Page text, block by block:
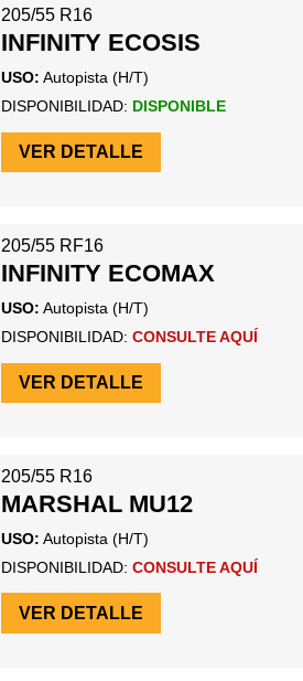
205/55 R16
INFINITY ECOSIS
USO: Autopista (H/T)
DISPONIBILIDAD: DISPONIBLE
VER DETALLE
205/55 RF16
INFINITY ECOMAX
USO: Autopista (H/T)
DISPONIBILIDAD: CONSULTE AQUÍ
VER DETALLE
205/55 R16
MARSHAL MU12
USO: Autopista (H/T)
DISPONIBILIDAD: CONSULTE AQUÍ
VER DETALLE